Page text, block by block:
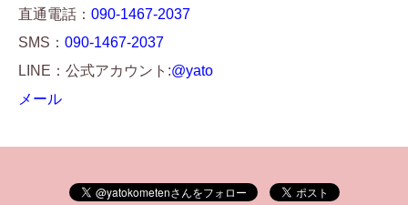
直通電話： 090-1467-2037
SMS： 090-1467-2037
LINE：公式アカウント:@yato
メール